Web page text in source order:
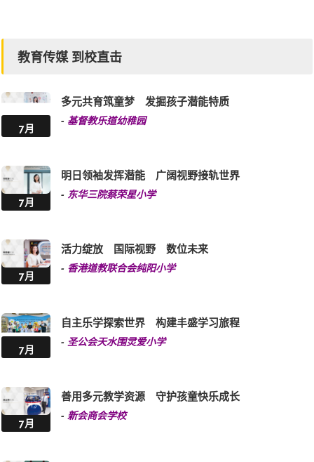
教育传媒 到校直击
7月
多元共育筑童梦 发掘孩子潜能特质
- 基督教乐道幼稚园
7月
明日领袖发挥潜能 广阔视野接轨世界
- 东华三院蔡荣星小学
7月
活力绽放 国际视野 数位未来
- 香港道教联合会纯阳小学
7月
自主乐学探索世界 构建丰盛学习旅程
- 圣公会天水围灵爱小学
7月
善用多元教学资源 守护孩童快乐成长
- 新会商会学校